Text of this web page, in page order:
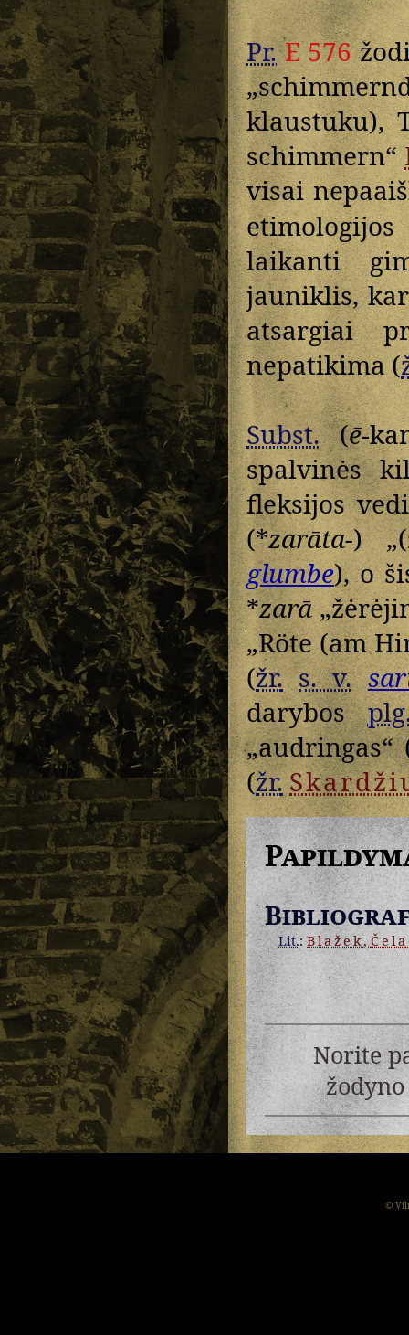
Pr. E 576
klaustuku),
schimmern“
visai
laikanti
jauniklis,
atsargiai
nepatikima (
Subst.(ē-
spalvinės
fleksijos
(*zarāta-)
glumbe), o
*zarā
„Röte (am
(žr. s. v.
darybos
„audringas“
(žr.
Lit.:Blažek,
Norite
©